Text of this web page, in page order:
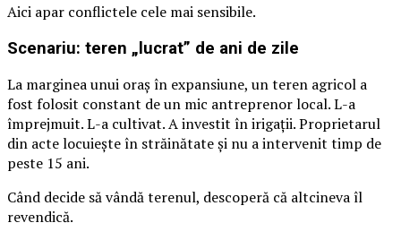
Aici apar conflictele cele mai sensibile.
Scenariu: teren „lucrat” de ani de zile
La marginea unui oraș în expansiune, un teren agricol a
fost folosit constant de un mic antreprenor local. L-a
împrejmuit. L-a cultivat. A investit în irigații. Proprietarul
din acte locuiește în străinătate și nu a intervenit timp de
peste 15 ani.
Când decide să vândă terenul, descoperă că altcineva îl
revendică.